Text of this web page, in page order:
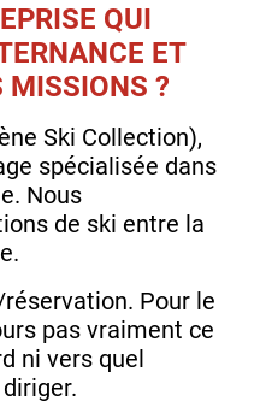
QUI
ET
MISSIONS ?
Ski Collection),
spécialisée dans
Nous
de ski entre la
Pour le
pas vraiment ce
ni vers quel